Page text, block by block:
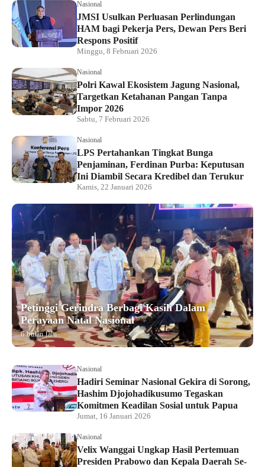
Nasional
JMSI Usulkan Perluasan Perlindungan
HAM bagi Pekerja Pers, Dewan Pers Beri
Respons Positif
Minggu, 8 Februari 2026
Nasional
Polri Kawal Ekosistem Jagung Nasional,
Targetkan Ketahanan Pangan Tanpa
Impor 2026
Sabtu, 7 Februari 2026
Nasional
LPS Pertahankan Tingkat Bunga
Penjaminan, Ferdinan Purba: Keputusan
Ini Diambil Secara Kredibel dan Terukur
Kamis, 22 Januari 2026
Petinggi Gerindra Berbagi Kasih Dalam
Perayaan Natal Nasional
6 bulan lalu
Nasional
Hadiri Seminar Nasional Gekira di Sorong,
Hashim Djojohadikusumo Tegaskan
Komitmen Keadilan Sosial untuk Papua
Jumat, 16 Januari 2026
Nasional
Velix Wanggai Ungkap Hasil Pertemuan
Presiden Prabowo dan Kepala Daerah Se-